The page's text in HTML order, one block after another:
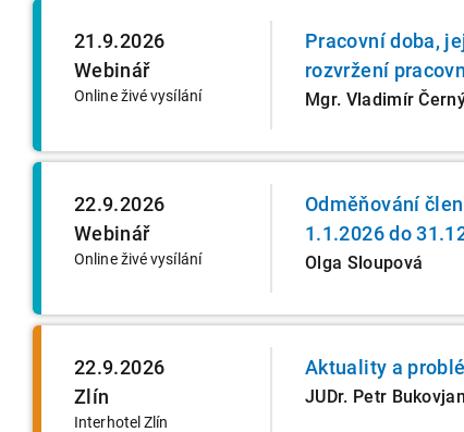
21.9.2026
Webinář
Online živé vysílání
Pracovní doba,
rozvržení
Mgr. Vladimír
22.9.2026
Webinář
Online živé vysílání
Odměňování
1.1.2026 do
Olga Sloupová
22.9.2026
Zlín
Interhotel Zlín
Aktuality a
JUDr. Petr Bukovjan